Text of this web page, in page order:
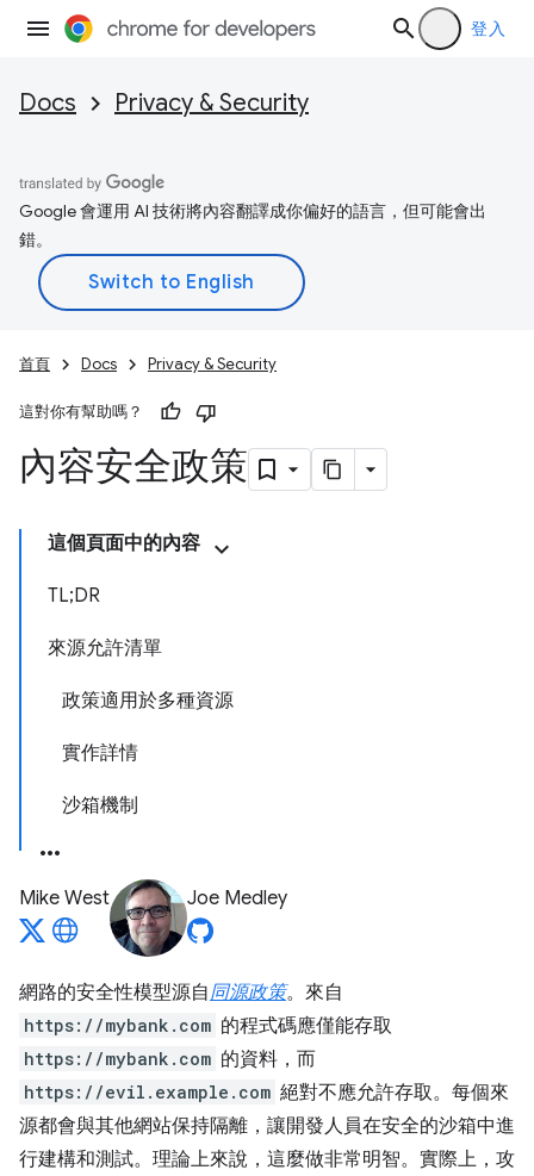
登入
Docs Privacy & Security
Google 會運用 AI 技術將內容翻譯成你偏好的語言，但可能會出
錯。
首頁 Docs Privacy & Security
這對你有幫助嗎？
內容安全政策
這個頁面中的內容
TL;DR
來源允許清單
政策適用於多種資源
實作詳情
沙箱機制
Mike West Joe Medley
網路的安全性模型源自同源政策。來自
https://mybank.com 的程式碼應僅能存取
https://mybank.com 的資料，而
https://evil.example.com 絕對不應允許存取。每個來
源都會與其他網站保持隔離，讓開發人員在安全的沙箱中進
行建構和測試。理論上來說，這麼做非常明智。實際上，攻